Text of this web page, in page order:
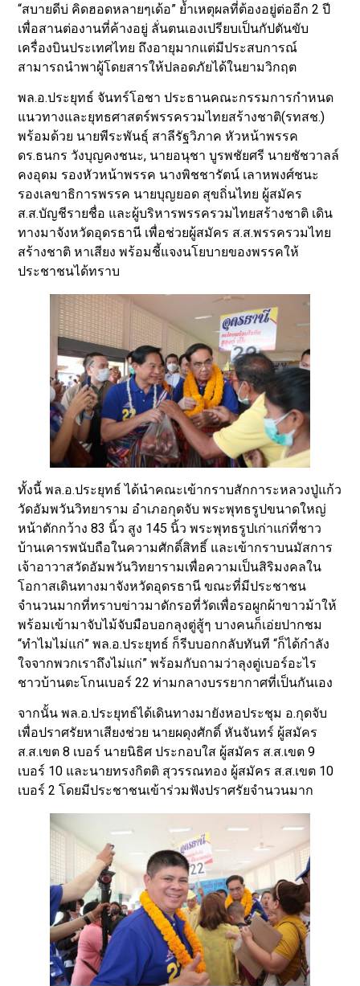
“สบายดีบ่ คิดฮอดหลายๆเด้อ” ย้ำเหตุผลที่ต้องอยู่ต่ออีก 2 ปี
เพื่อสานต่องานที่ค้างอยู่ ลั่นตนเองเปรียบเป็นกัปตันขับ
เครื่องบินประเทศไทย ถึงอายุมากแต่มีประสบการณ์
สามารถนำพาผู้โดยสารให้ปลอดภัยได้ในยามวิกฤต
พล.อ.ประยุทธ์ จันทร์โอชา ประธานคณะกรรมการกำหนด
แนวทางและยุทธศาสตร์พรรครวมไทยสร้างชาติ(รทสช.)
พร้อมด้วย นายพีระพันธุ์ สาลีรัฐวิภาค หัวหน้าพรรค
ดร.ธนกร วังบุญคงชนะ, นายอนุชา บูรพชัยศรี นายชัชวาลล์
คงอุดม รองหัวหน้าพรรค นางพิชชารัตน์ เลาหพงศ์ชนะ
รองเลขาธิการพรรค นายบุญยอด สุขถิ่นไทย ผู้สมัคร
ส.ส.บัญชีรายชื่อ และผู้บริหารพรรครวมไทยสร้างชาติ เดิน
ทางมาจังหวัดอุดรธานี เพื่อช่วยผู้สมัคร ส.ส.พรรครวมไทย
สร้างชาติ หาเสียง พร้อมชี้แจงนโยบายของพรรคให้
ประชาชนได้ทราบ
ทั้งนี้ พล.อ.ประยุทธ์ ได้นำคณะเข้ากราบสักการะหลวงปู่แก้ว
วัดอัมพวันวิทยาราม อำเภอกุดจับ พระพุทธรูปขนาดใหญ่
หน้าตักกว้าง 83 นิ้ว สูง 145 นิ้ว พระพุทธรูปเก่าแก่ที่ชาว
บ้านเคารพนับถือในความศักดิ์สิทธิ์ และเข้ากราบนมัสการ
เจ้าอาวาสวัดอัมพวันวิทยารามเพื่อความเป็นสิริมงคลใน
โอกาสเดินทางมาจังหวัดอุดรธานี ขณะที่มีประชาชน
จำนวนมากที่ทราบข่าวมาดักรอที่วัดเพื่อรอผูกผ้าขาวม้าให้
พร้อมเข้ามาจับไม้จับมือบอกลุงตู่สู้ๆ บางคนก็เอ่ยปากชม
“ทำไมไม่แก่” พล.อ.ประยุทธ์ ก็รีบบอกกลับทันที “ก็ได้กำลัง
ใจจากพวกเราถึงไม่แก่” พร้อมกับถามว่าลุงตู่เบอร์อะไร
ชาวบ้านตะโกนเบอร์ 22 ท่ามกลางบรรยากาศที่เป็นกันเอง
จากนั้น พล.อ.ประยุทธ์ได้เดินทางมายังหอประชุม อ.กุดจับ
เพื่อปราศรัยหาเสียงช่วย นายผดุงศักดิ์ หันจันทร์ ผู้สมัคร
ส.ส.เขต 8 เบอร์ นายนิธิศ ประกอบใส ผู้สมัคร ส.ส.เขต 9
เบอร์ 10 และนายทรงกิตติ สุวรรณทอง ผู้สมัคร ส.ส.เขต 10
เบอร์ 2 โดยมีประชาชนเข้าร่วมฟังปราศรัยจำนวนมาก